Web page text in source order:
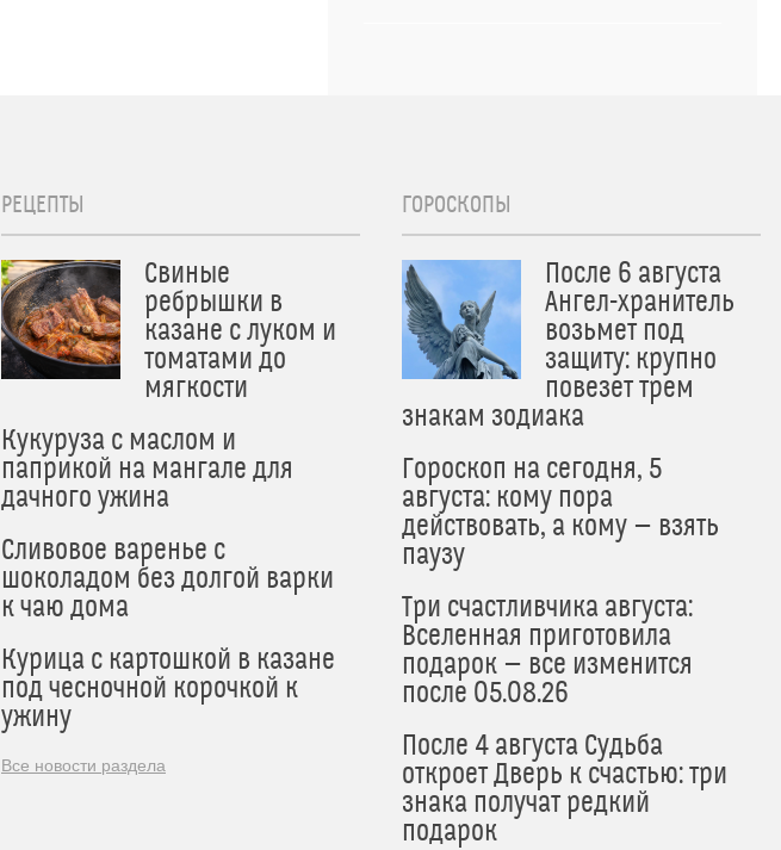
РЕЦЕПТЫ
Свиные
ребрышки в
казане с луком и
томатами до
мягкости
Кукуруза с маслом и
паприкой на мангале для
дачного ужина
Сливовое варенье с
шоколадом без долгой варки
к чаю дома
Курица с картошкой в казане
под чесночной корочкой к
ужину
Все новости раздела
ГОРОСКОПЫ
После 6 августа
Ангел-хранитель
возьмет под
защиту: крупно
повезет трем
знакам зодиака
Гороскоп на сегодня, 5
августа: кому пора
действовать, а кому — взять
паузу
Три счастливчика августа:
Вселенная приготовила
подарок — все изменится
после 05.08.26
После 4 августа Судьба
откроет Дверь к счастью: три
знака получат редкий
подарок